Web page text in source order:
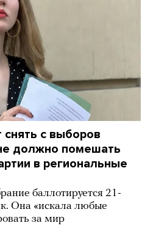
с выборов
должно помешать
в региональные
баллотируется 21-
Она «искала любые
за мир